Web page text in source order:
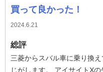
買って良かった！
2024.6.21
総評
三菱からスバル車に乗り換
じがします。 アイサイトX